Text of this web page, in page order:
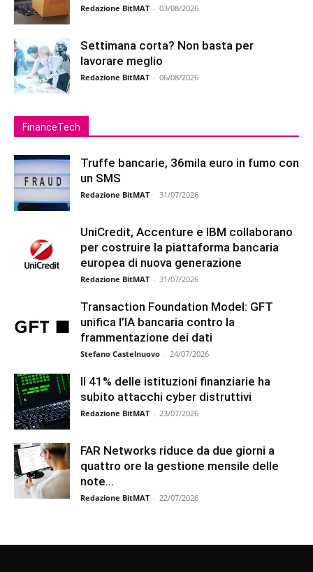
Redazione BitMAT - 03/08/2026
Settimana corta? Non basta per
lavorare meglio
Redazione BitMAT - 06/08/2026
FinanceTech
Truffe bancarie, 36mila euro in fumo con
un SMS
Redazione BitMAT - 31/07/2026
UniCredit, Accenture e IBM collaborano
per costruire la piattaforma bancaria
europea di nuova generazione
Redazione BitMAT - 31/07/2026
Transaction Foundation Model: GFT
unifica l’IA bancaria contro la
frammentazione dei dati
Stefano Castelnuovo - 24/07/2026
Il 41% delle istituzioni finanziarie ha
subito attacchi cyber distruttivi
Redazione BitMAT - 23/07/2026
FAR Networks riduce da due giorni a
quattro ore la gestione mensile delle
note...
Redazione BitMAT - 22/07/2026